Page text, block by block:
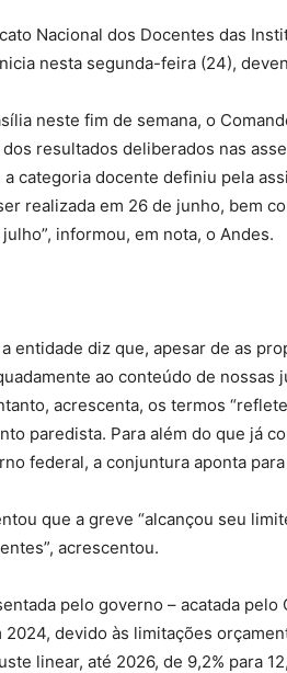
Nacional dos Docentes das
nesta segunda-feira (24),
neste fim de semana, o
resultados deliberados nas
a categoria docente definiu pela
realizada em 26 de junho, bem
informou, em nota, o Andes.
entidade diz que, apesar de as
ao conteúdo de nossas
acrescenta, os termos
paredista. Para além do que já
federal, a conjuntura aponta
que a greve “alcançou seu
acrescentou.
pelo governo – acatada pelo
devido às limitações
linear, até 2026, de 9,2% para